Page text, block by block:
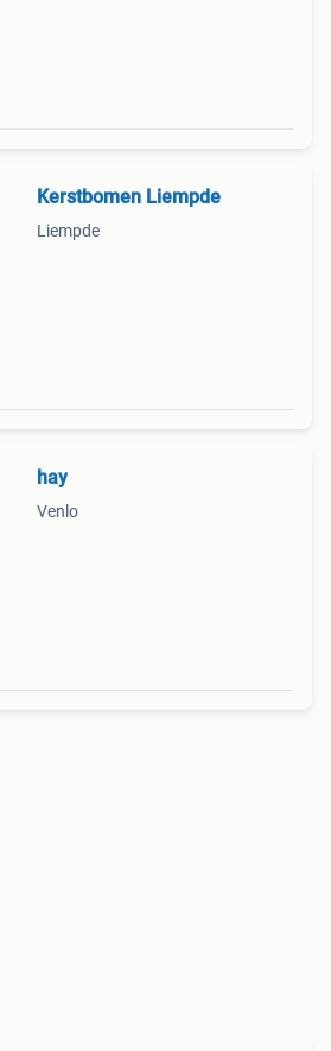
Kerstbomen Liempde
Liempde
hay
Venlo